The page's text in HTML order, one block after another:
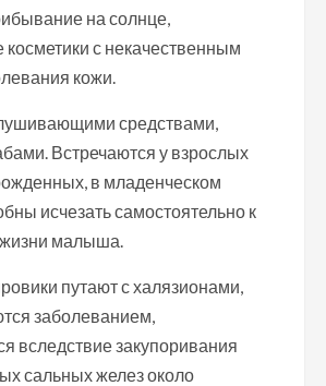
на солнце,
косметики с некачественным
кожи.
средствами,
Встречаются у взрослых
в младенческом
исчезать самостоятельно к
малыша.
путают с халязионами,
заболеванием,
вследствие закупоривания
сальных желез около